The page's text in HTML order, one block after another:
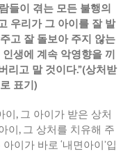
들이 겪는 모든 불행의
우리가 그 아이를 잘 발
고 잘 돌보아 주지 않는
생에 계속 악영향을 끼
리고 말 것이다.”(상처받
로 표기)
이, 그 아이가 받은 상처
이, 그 상처를 치유해 주
이가 바로 ‘내면아이’입